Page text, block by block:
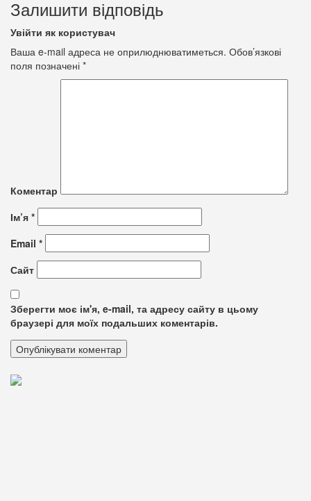
Залишити відповідь
Увійти як користувач
Ваша e-mail адреса не оприлюднюватиметься. Обов’язкові
поля позначені *
Коментар
Ім’я *
Email *
Сайт
Зберегти моє ім'я, e-mail, та адресу сайту в цьому
браузері для моїх подальших коментарів.